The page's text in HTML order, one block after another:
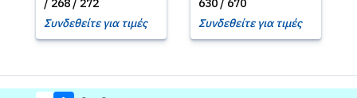
/ 268 / 272
Συνδεθείτε για τιμές
630 / 670
Συνδεθείτε για τιμές